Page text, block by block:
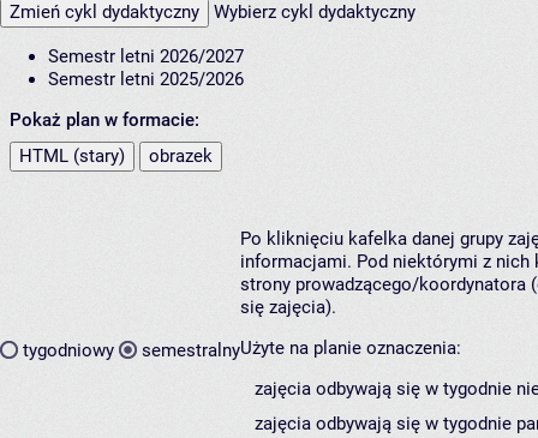
Zmień cykl dydaktyczny Wybierz cykl dydaktyczny
Semestr letni 2026/2027
Semestr letni 2025/2026
Pokaż plan w formacie:
HTML (stary)
obrazek
tygodniowy semestralny
Po kliknięciu kafelka danej grupy
informacjami. Pod niektórymi z nich
strony prowadzącego/koordynatora
się zajęcia).
Użyte na planie oznaczenia:
zajęcia odbywają się w tygodnie
zajęcia odbywają się w tygodnie